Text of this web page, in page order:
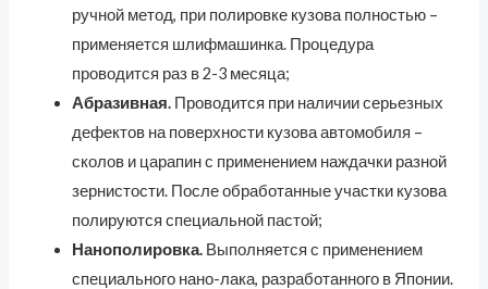
ручной метод, при полировке кузова полностью –
применяется шлифмашинка. Процедура
проводится раз в 2-3 месяца;
Абразивная. Проводится при наличии серьезных
дефектов на поверхности кузова автомобиля –
сколов и царапин с применением наждачки разной
зернистости. После обработанные участки кузова
полируются специальной пастой;
Нанополировка. Выполняется с применением
специального нано-лака, разработанного в Японии.